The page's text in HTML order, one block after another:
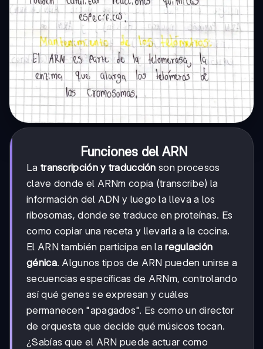
Funciones del ARN
La transcripción y traducción son procesos
clave donde el ARNm copia (transcribe) la
información del ADN y luego la lleva a los
ribosomas, donde se traduce en proteínas. Es
como copiar una receta y llevarla a la cocina.
El ARN también participa en laregulación
génica. Algunos tipos de ARN pueden unirse a
secuencias específicas de ARNm, controlando
así qué genes se expresan y cuáles
permanecen "apagados". Es como un director
de orquesta que decide qué músicos tocan.
¿Sabías que el ARN puede actuar como